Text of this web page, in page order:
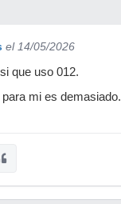
el 14/05/2026
que uso 012.
para mi es demasiado.